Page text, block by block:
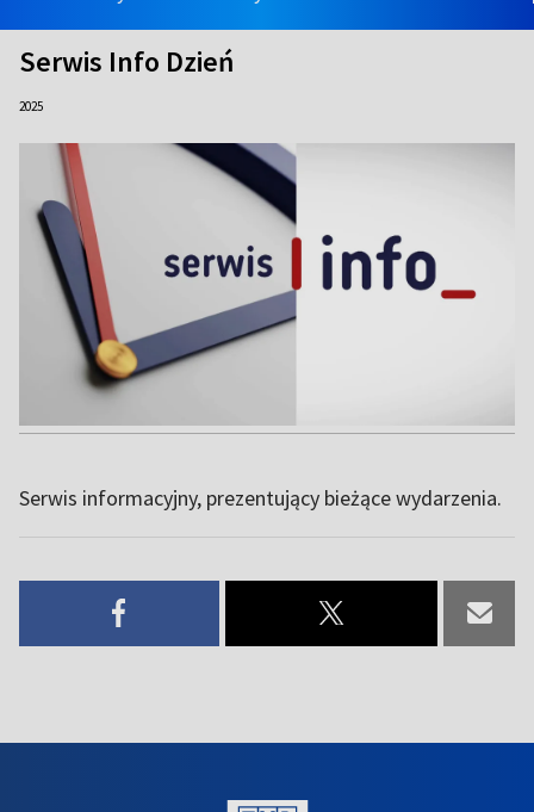
Serwis Info Dzień
2025
Serwis informacyjny, prezentujący bieżące wydarzenia.